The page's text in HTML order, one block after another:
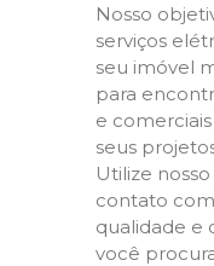
Nosso
serviços
seu imóvel
para
e
seus
Utilize
contato
qualidade e
você